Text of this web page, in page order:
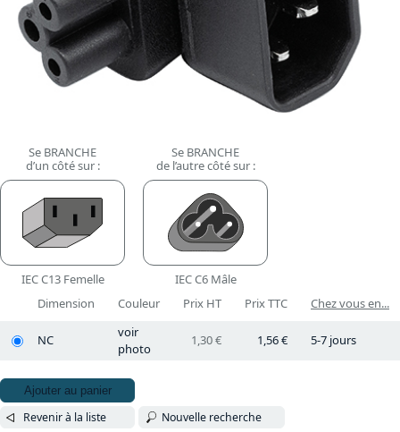
Se BRANCHE
d’un côté sur :
IEC C13 Femelle
Se BRANCHE
de l’autre côté sur :
IEC C6 Mâle
Dimension
Couleur Prix HT Prix TTC Chez vous en...
NC
voir
photo
1,30 € 1,56 € 5-7 jours
Ajouter au panier
Revenir à la liste
Nouvelle recherche